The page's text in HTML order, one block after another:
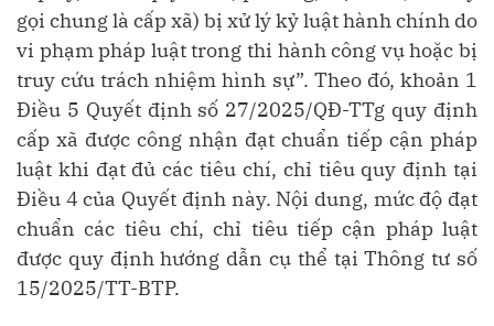
gọi chung là cấp xã) bị xử lý kỷ luật hành chính do
vi phạm pháp luật trong thi hành công vụ hoặc bị
truy cứu trách nhiệm hình sự”. Theo đó, khoản 1
Điều 5 Quyết định số 27/2025/QĐ-TTg quy định
cấp xã được công nhận đạt chuẩn tiếp cận pháp
luật khi đạt đủ các tiêu chí, chỉ tiêu quy định tại
Điều 4 của Quyết định này. Nội dung, mức độ đạt
chuẩn các tiêu chí, chỉ tiêu tiếp cận pháp luật
được quy định hướng dẫn cụ thể tại Thông tư số
15/2025/TT-BTP.